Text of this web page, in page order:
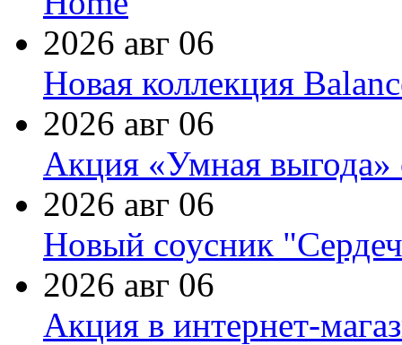
2026 авг 06
Новая коллекция
2026 авг 06
Акция «Умная выгода»
2026 авг 06
Новый соусник
2026 авг 06
Акция в интернет-